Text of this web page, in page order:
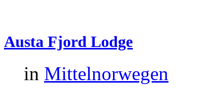
Austa Fjord Lodge
in Mittelnorwegen